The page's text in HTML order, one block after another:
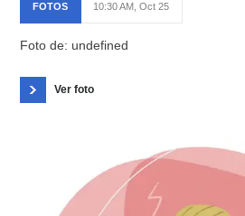
FOTOS 10:30 AM, Oct 25
Foto de: undefined
Ver foto